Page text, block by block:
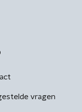
vragen